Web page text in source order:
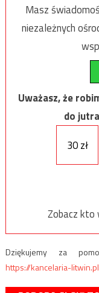
Masz
niezależnych
Uważasz, że
do
30 zł
Zobacz kto
Dziękujemy za
https://kancelaria-litwin.pl